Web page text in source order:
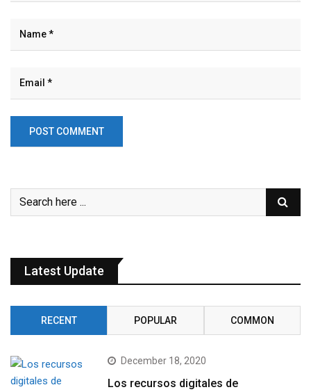
Latest Update
RECENT POPULAR COMMON
December 18, 2020
Los recursos digitales de